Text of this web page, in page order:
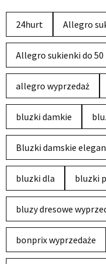
24hurt Allegro
Allegro sukienki do 50
allegro wyprzedaż
bluzki damkie
Bluzki damskie
bluzki dla bluzki
bluzy dresowe
bonprix wyprzedaże